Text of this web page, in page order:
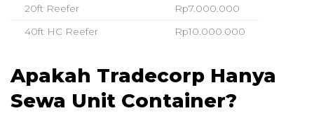
20ft Reefer Rp7.000.000
40ft HC Reefer Rp10.000.000
Apakah Tradecorp Hanya
Sewa Unit Container?